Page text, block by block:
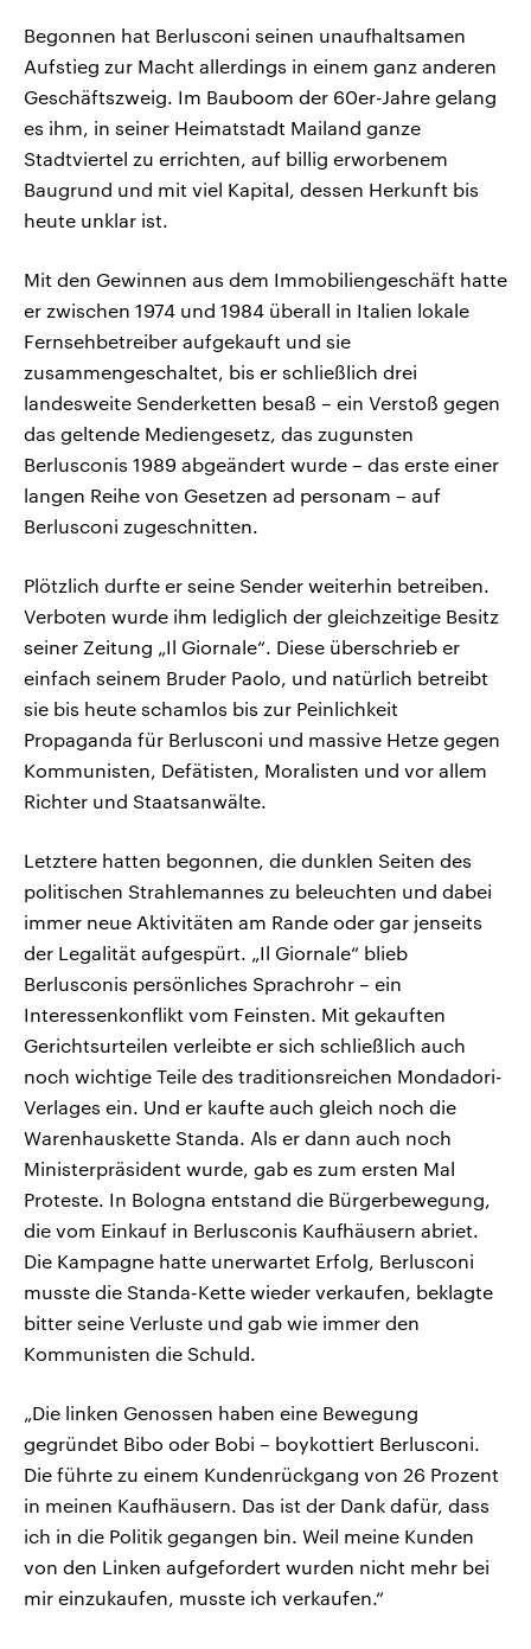
Begonnen hat Berlusconi seinen unaufhaltsamen
Aufstieg zur Macht allerdings in einem ganz anderen
Geschäftszweig. Im Bauboom der 60er-Jahre gelang
es ihm, in seiner Heimatstadt Mailand ganze
Stadtviertel zu errichten, auf billig erworbenem
Baugrund und mit viel Kapital, dessen Herkunft bis
heute unklar ist.
Mit den Gewinnen aus dem Immobiliengeschäft hatte
er zwischen 1974 und 1984 überall in Italien lokale
Fernsehbetreiber aufgekauft und sie
zusammengeschaltet, bis er schließlich drei
landesweite Senderketten besaß – ein Verstoß gegen
das geltende Mediengesetz, das zugunsten
Berlusconis 1989 abgeändert wurde – das erste einer
langen Reihe von Gesetzen ad personam – auf
Berlusconi zugeschnitten.
Plötzlich durfte er seine Sender weiterhin betreiben.
Verboten wurde ihm lediglich der gleichzeitige Besitz
seiner Zeitung „Il Giornale“. Diese überschrieb er
einfach seinem Bruder Paolo, und natürlich betreibt
sie bis heute schamlos bis zur Peinlichkeit
Propaganda für Berlusconi und massive Hetze gegen
Kommunisten, Defätisten, Moralisten und vor allem
Richter und Staatsanwälte.
Letztere hatten begonnen, die dunklen Seiten des
politischen Strahlemannes zu beleuchten und dabei
immer neue Aktivitäten am Rande oder gar jenseits
der Legalität aufgespürt. „Il Giornale“ blieb
Berlusconis persönliches Sprachrohr – ein
Interessenkonflikt vom Feinsten. Mit gekauften
Gerichtsurteilen verleibte er sich schließlich auch
noch wichtige Teile des traditionsreichen Mondadori-
Verlages ein. Und er kaufte auch gleich noch die
Warenhauskette Standa. Als er dann auch noch
Ministerpräsident wurde, gab es zum ersten Mal
Proteste. In Bologna entstand die Bürgerbewegung,
die vom Einkauf in Berlusconis Kaufhäusern abriet.
Die Kampagne hatte unerwartet Erfolg, Berlusconi
musste die Standa-Kette wieder verkaufen, beklagte
bitter seine Verluste und gab wie immer den
Kommunisten die Schuld.
„Die linken Genossen haben eine Bewegung
gegründet Bibo oder Bobi – boykottiert Berlusconi.
Die führte zu einem Kundenrückgang von 26 Prozent
in meinen Kaufhäusern. Das ist der Dank dafür, dass
ich in die Politik gegangen bin. Weil meine Kunden
von den Linken aufgefordert wurden nicht mehr bei
mir einzukaufen, musste ich verkaufen.“